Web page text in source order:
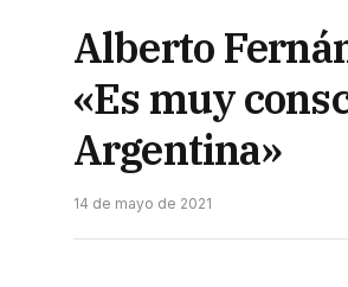
Alberto
«Es muy
Argentina»
14 de mayo de 2021